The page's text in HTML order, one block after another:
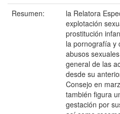
Resumen:
la Relatora
explotación
prostitución
la pornografía y
abusos
general de las
desde su
Consejo en
también figura
gestación por